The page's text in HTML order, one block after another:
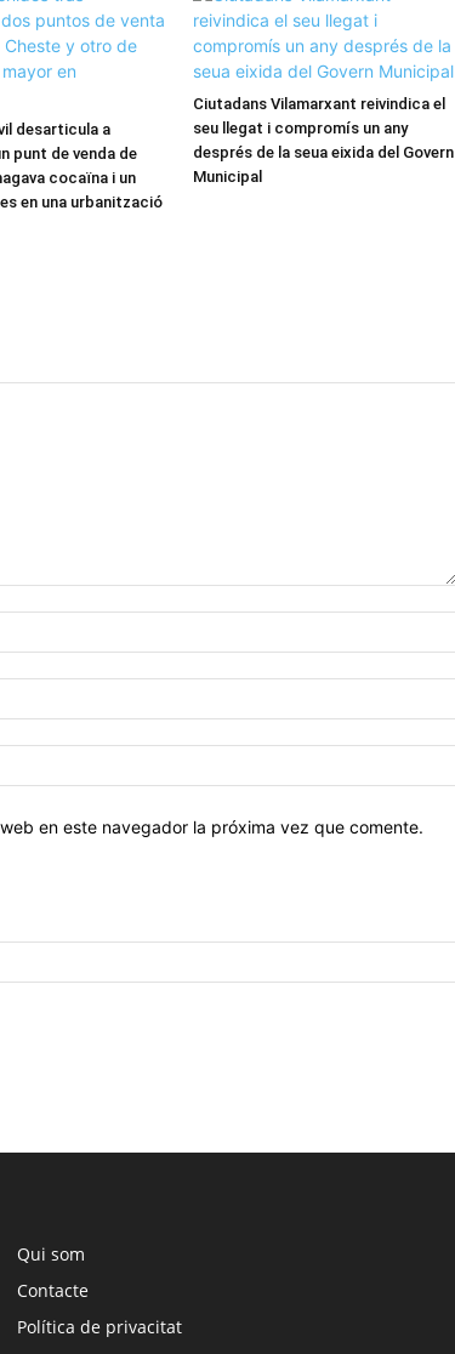
desarticula a
punt de venda de
cocaïna i un
en una urbanització
Ciutadans Vilamarxant reivindica el
seu llegat i compromís un any
després de la seua eixida del Govern
Municipal
en este navegador la próxima vez que comente.
Qui som
Contacte
Política de privacitat